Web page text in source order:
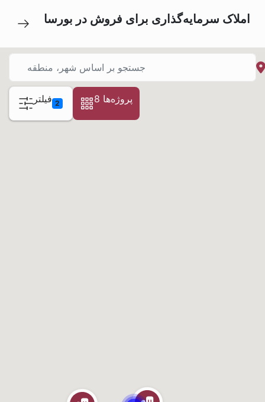
املاک سرمایه‌گذاری برای فروش در بورسا
فیلتر 2 8 پروژه‌ها